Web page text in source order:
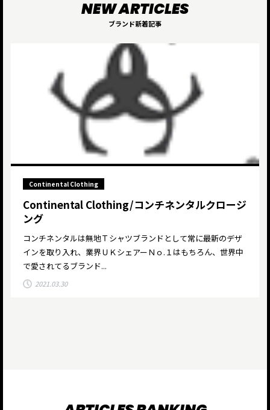
ブランド新着記事
Continental Clothing
Continental Clothing/コンチネンタルクロージ
ング
コンチネンタルは無地Ｔシャツブランドとして常に最新のデザ
インを取り入れ、業界ＵＫシェアーＮｏ.１はもちろん、世界中
で愛されてるブランド...
2021.03.30